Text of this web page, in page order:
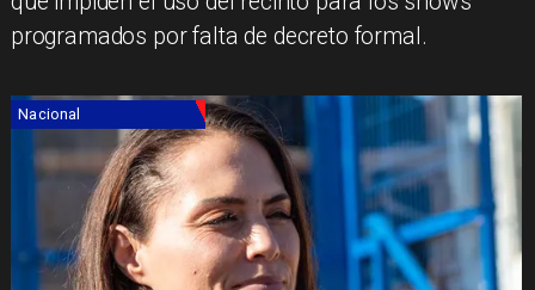
programados por falta de decreto formal.
Nacional